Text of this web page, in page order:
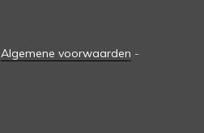
Algemene voorwaarden -